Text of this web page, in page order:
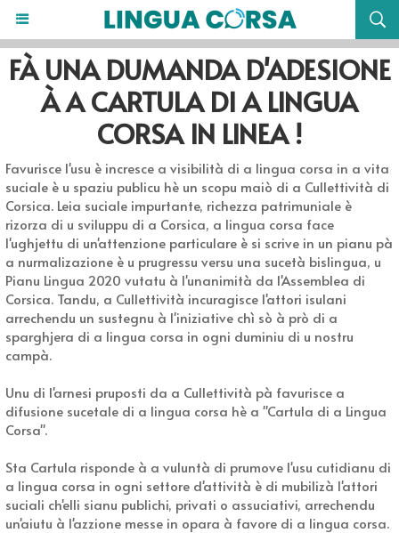
FÀ UNA DUMANDA D'ADESIONE
À A CARTULA DI A LINGUA
CORSA IN LINEA !
Favurisce l'usu è incresce a visibilità di a lingua corsa in a vita
suciale è u spaziu publicu hè un scopu maiò di a Cullettività di
Corsica. Leia suciale impurtante, richezza patrimuniale è
rizorza di u sviluppu di a Corsica, a lingua corsa face
l'ughjettu di un'attenzione particulare è si scrive in un pianu pà
a nurmalizazione è u prugressu versu una sucetà bislingua, u
Pianu Lingua 2020 vutatu à l'unanimità da l'Assemblea di
Corsica. Tandu, a Cullettività incuragisce l'attori isulani
arrechendu un sustegnu à l'iniziative chì sò à prò di a
sparghjera di a lingua corsa in ogni duminiu di u nostru
campà.
Unu di l'arnesi pruposti da a Cullettività pà favurisce a
difusione sucetale di a lingua corsa hè a "Cartula di a Lingua
Corsa".
Sta Cartula risponde à a vuluntà di prumove l'usu cutidianu di
a lingua corsa in ogni settore d'attività è di mubilizà l'attori
suciali ch'elli sianu publichi, privati o assuciativi, arrechendu
un'aiutu à l'azzione messe in opara à favore di a lingua corsa.